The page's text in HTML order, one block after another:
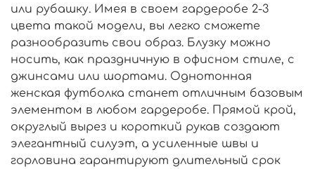
или рубашку. Имея в своем гардеробе 2-3
цвета такой модели, вы легко сможете
разнообразить свои образ. Блузку можно
носить, как праздничную в офисном стиле, с
джинсами или шортами. Однотонная
женская футболка станет отличным базовым
элементом в любом гардеробе. Прямой крой,
округлый вырез и короткий рукав создают
элегантный силуэт, а усиленные швы и
горловина гарантируют длительный срок